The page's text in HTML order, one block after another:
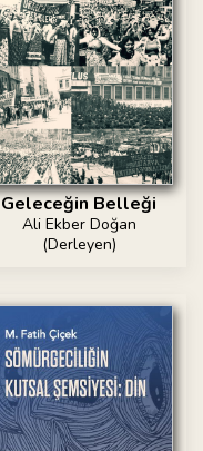
Geleceğin Belleği
Ali Ekber Doğan
(Derleyen)